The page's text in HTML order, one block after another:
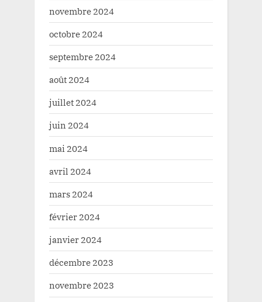
novembre 2024
octobre 2024
septembre 2024
août 2024
juillet 2024
juin 2024
mai 2024
avril 2024
mars 2024
février 2024
janvier 2024
décembre 2023
novembre 2023